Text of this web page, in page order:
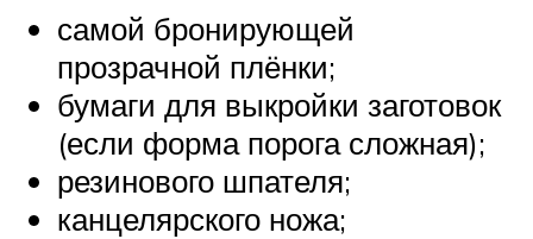
самой бронирующей
прозрачной плёнки;
бумаги для выкройки заготовок
(если форма порога сложная);
резинового шпателя;
канцелярского ножа;